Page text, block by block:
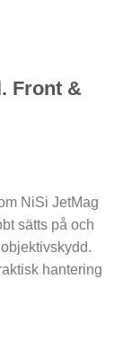
Front &
NiSi JetMag
sätts på och
hantering